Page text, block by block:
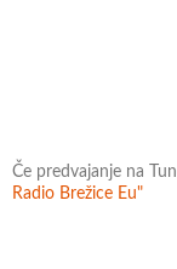
Če predvajanje na
Radio Brežice Eu"